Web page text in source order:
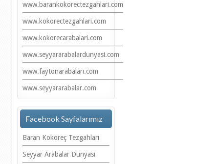
www.barankokorectezgahlari.com
www.kokorectezgahlari.com
www.kokorecarabalari.com
www.seyyararabalardunyasi.com
www.faytonarabalari.com
www.seyyararabalar.com
Facebook Sayfalarımız
Baran Kokoreç Tezgahları
Seyyar Arabalar Dünyası